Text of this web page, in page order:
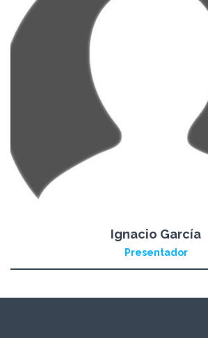
Ignacio García
Presentador